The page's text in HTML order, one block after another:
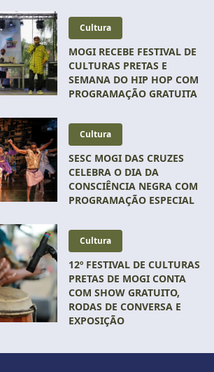
Cultura
MOGI RECEBE FESTIVAL DE
CULTURAS PRETAS E
SEMANA DO HIP HOP COM
PROGRAMAÇÃO GRATUITA
Cultura
SESC MOGI DAS CRUZES
CELEBRA O DIA DA
CONSCIÊNCIA NEGRA COM
PROGRAMAÇÃO ESPECIAL
Cultura
12º FESTIVAL DE CULTURAS
PRETAS DE MOGI CONTA
COM SHOW GRATUITO,
RODAS DE CONVERSA E
EXPOSIÇÃO